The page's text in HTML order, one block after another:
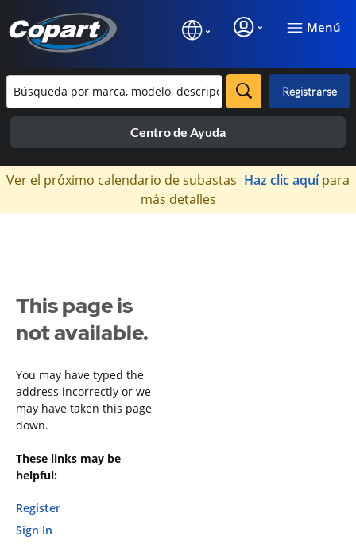
Menú
Registrarse
Centro de Ayuda
×
Ver el próximo calendario de subastas Haz clic aquípara
más detalles
This page is
not available.
You may have typed the
address incorrectly or we
may have taken this page
down.
These links may be
helpful:
Register
Sign In